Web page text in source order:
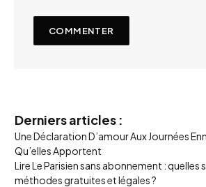
Derniers articles :
Une Déclaration D’amour Aux Journées
Qu’elles Apportent
Lire Le Parisien sans abonnement : quelles
méthodes gratuites et légales ?